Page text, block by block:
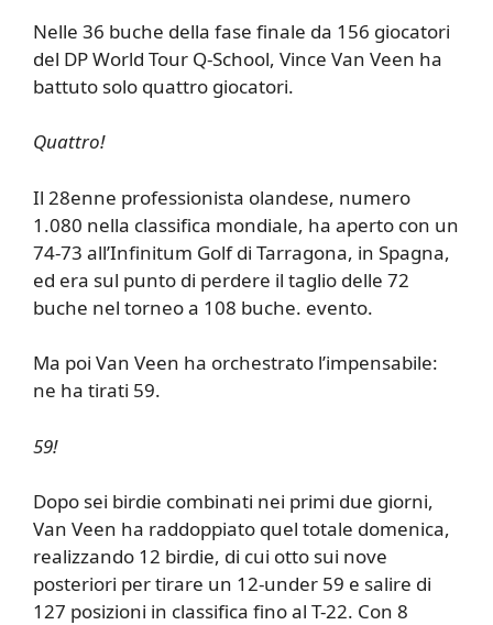
Nelle 36 buche della fase finale da 156 giocatori
del DP World Tour Q-School, Vince Van Veen ha
battuto solo quattro giocatori.
Quattro!
Il 28enne professionista olandese, numero
1.080 nella classifica mondiale, ha aperto con un
74-73 all’Infinitum Golf di Tarragona, in Spagna,
ed era sul punto di perdere il taglio delle 72
buche nel torneo a 108 buche. evento.
Ma poi Van Veen ha orchestrato l’impensabile:
ne ha tirati 59.
59!
Dopo sei birdie combinati nei primi due giorni,
Van Veen ha raddoppiato quel totale domenica,
realizzando 12 birdie, di cui otto sui nove
posteriori per tirare un 12-under 59 e salire di
127 posizioni in classifica fino al T-22. Con 8